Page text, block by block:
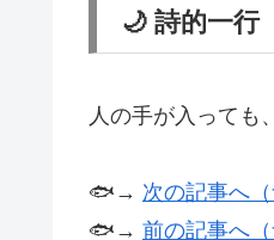
🌙 詩的一行
人の手が入っても
🐟→ 次の記事へ
🐟→ 前の記事へ（